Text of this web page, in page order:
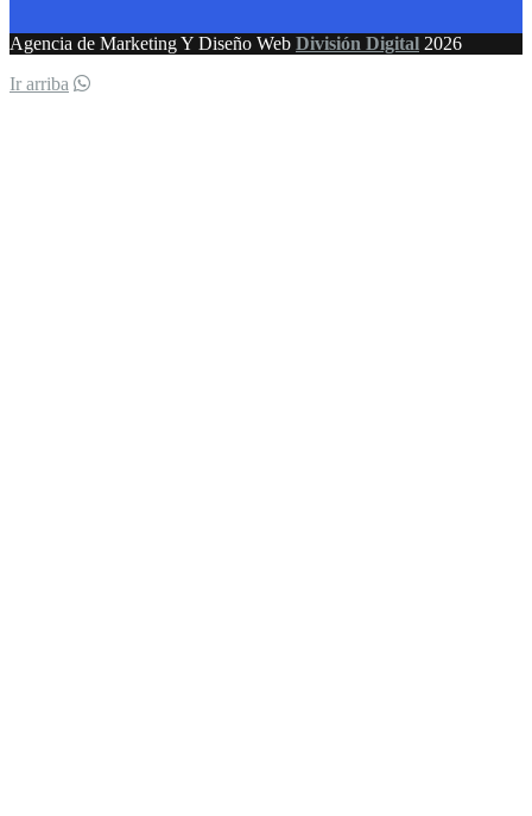
Agencia de Marketing Y Diseño Web División Digital 2026
Ir arriba